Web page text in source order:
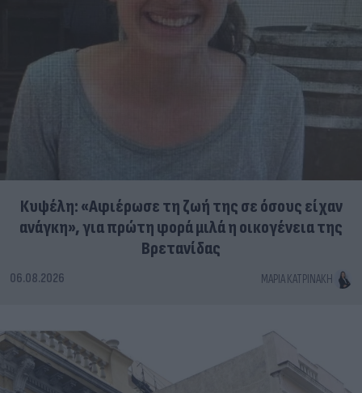
Κυψέλη: «Αφιέρωσε τη ζωή της σε όσους είχαν
ανάγκη», για πρώτη φορά μιλά η οικογένεια της
Βρετανίδας
06.08.2026 ΜΑΡΊΑ ΚΑΤΡΙΝΆΚΗ